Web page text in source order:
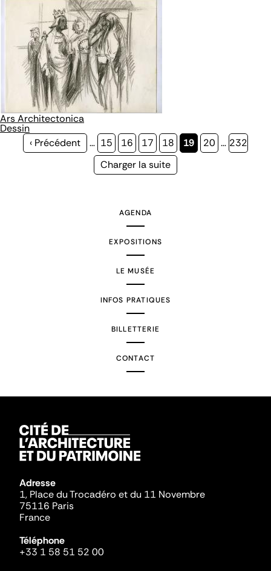
Ars Architectonica
Dessin
Page
‹ Précédent … Page
15 Page
16 Page
17 Page
18
Page
19 Page
20 … Page
232
Page
Charger la suite
AGENDA
EXPOSITIONS
LE MUSÉE
INFOS PRATIQUES
BILLETTERIE
CONTACT
Adresse
1, Place du Trocadéro et du 11 Novembre
75116 Paris
France
Téléphone
+33 1 58 51 52 00